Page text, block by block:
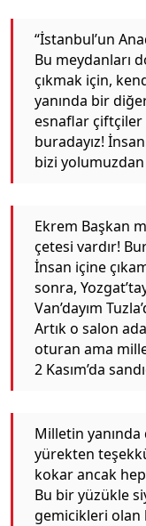
“İstanbul’un
Bu meydanları
çıkmak için,
yanında bir
esnaflar
buradayız!
bizi
Ekrem Başkan
çetesi vardır!
İnsan içine
sonra,
Van’dayım
Artık o salon
oturan ama
2 Kasım’da
Milletin
yürekten
kokar ancak
Bu bir yüzükle
gemicikleri olan